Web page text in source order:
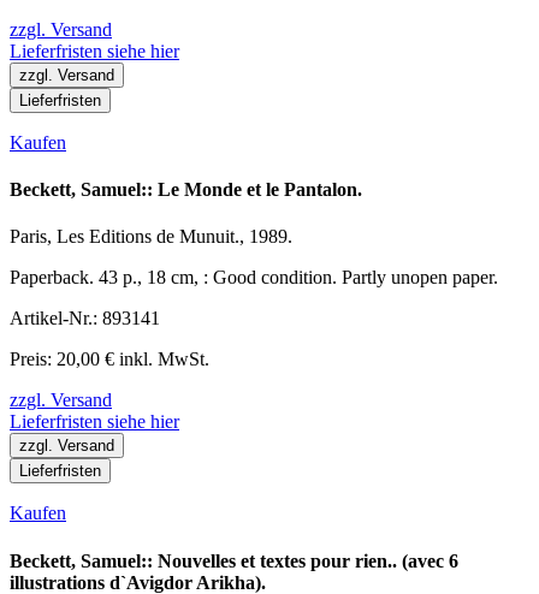
zzgl. Versand
Lieferfristen siehe hier
zzgl. Versand
Lieferfristen
Kaufen
Beckett, Samuel:: Le Monde et le Pantalon.
Paris, Les Editions de Munuit., 1989.
Paperback. 43 p., 18 cm, : Good condition. Partly unopen paper.
Artikel-Nr.: 893141
Preis: 20,00 € inkl. MwSt.
zzgl. Versand
Lieferfristen siehe hier
zzgl. Versand
Lieferfristen
Kaufen
Beckett, Samuel:: Nouvelles et textes pour rien.. (avec 6
illustrations d`Avigdor Arikha).